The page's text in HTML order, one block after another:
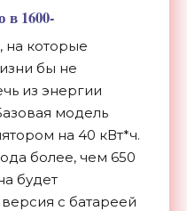
в 1600-
на которые
бы не
из энергии
модель
на 40 кВт*ч.
более, чем 650
будет
с батареей